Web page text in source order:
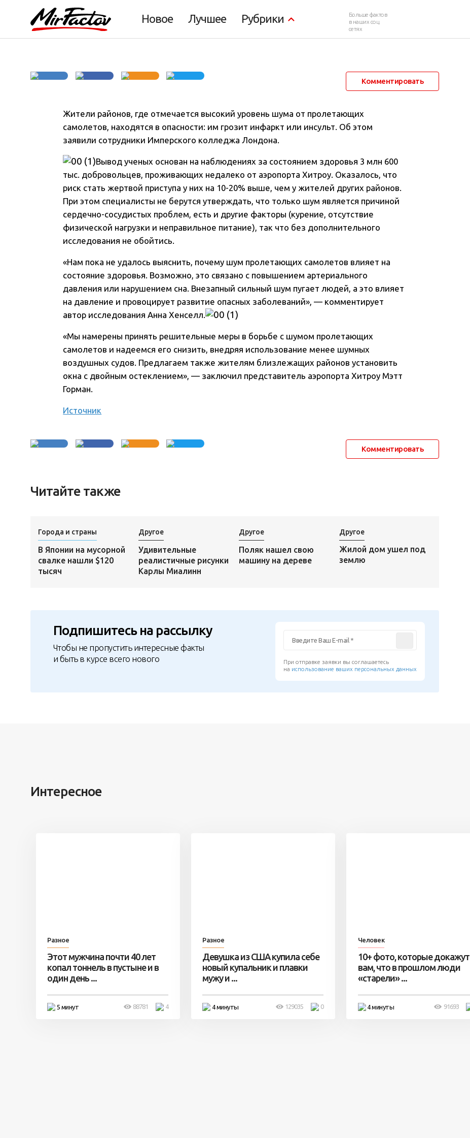
Новое Лучшее Рубрики
Больше фактов
в наших соц.
сетях
Комментировать
Жители районов, где отмечается высокий уровень шума от пролетающих
самолетов, находятся в опасности: им грозит инфаркт или инсульт . Об этом
заявили сотрудники Имперского колледжа Лондона.
Вывод ученых основан на наблюдениях за состоянием здоровья 3 млн 600
тыс. добровольцев, проживающих недалеко от аэропорта Хитроу. Оказалось, что
риск стать жертвой приступа у них на 10-20% выше, чем у жителей других районов.
При этом специалисты не берутся утверждать, что только шум является причиной
сердечно-сосудистых проблем, есть и другие факторы (курение, отсутствие
физической нагрузки и неправильное питание), так что без дополнительного
исследования не обойтись.
«Нам пока не удалось выяснить, почему шум пролетающих самолетов влияет на
состояние здоровья. Возможно, это связано с повышением артериального
давления или нарушением сна. Внезапный сильный шум пугает людей, а это влияет
на давление и провоцирует развитие опасных заболеваний», — комментирует
автор исследования Анна Хенселл.
«Мы намерены принять решительные меры в борьбе с шумом пролетающих
самолетов и надеемся его снизить, внедряя использование менее шумных
воздушных судов. Предлагаем также жителям близлежащих районов установить
окна с двойным остеклением», — заключил представитель аэропорта Хитроу Мэтт
Горман.
Источник
Комментировать
Читайте также
Города и страны
В Японии на мусорной
свалке нашли $120
тысяч
Другое
Удивительные
реалистичные рисунки
Карлы Миалинн
Другое
Поляк нашел свою
машину на дереве
Другое
Жилой дом ушел под
землю
Подпишитесь на рассылку
Чтобы не пропустить интересные факты
и быть в курсе всего нового
При отправке заявки вы соглашаетесь
на использование ваших персональных данных
Интересное
Разное
Этот мужчина почти 40 лет
копал тоннель в пустыне и в
один день ...
5 минут 4
88781
Разное
Девушка из США купила себе
новый купальник и плавки
мужу и ...
4 минуты 0
129035
Человек
10+ фото, которые докажут
вам, что в прошлом люди
«старели» ...
4 минуты 91693